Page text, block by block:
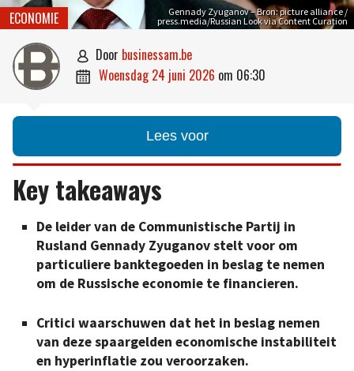
Gennady Zyuganov – Bron: picture alliance /
press.media/Russian Look via Content Curation
ECONOMIE
 door businessam.be
 woensdag 24 juni 2026 om 06:30
Lees voor
Key takeaways
De leider van de Communistische Partij in
Rusland Gennady Zyuganov stelt voor om
particuliere banktegoeden in beslag te nemen
om de Russische economie te financieren.
Critici waarschuwen dat het in beslag nemen
van deze spaargelden economische instabiliteit
en hyperinflatie zou veroorzaken.